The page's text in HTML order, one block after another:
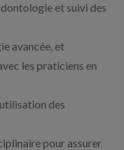
et suivi des
avancée, et
les praticiens en
des
pour assurer